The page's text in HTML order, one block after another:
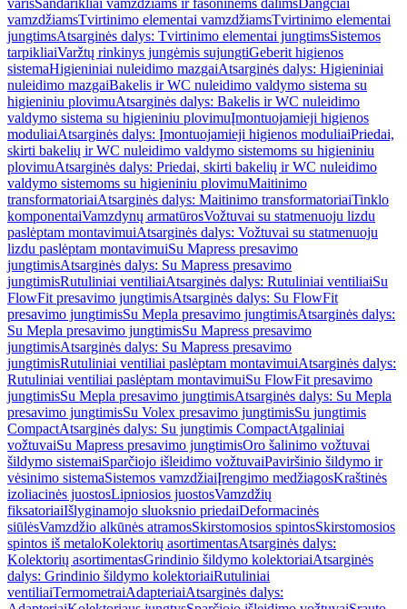
varisSandarikliai vamzdžiams ir fasoninėms dalimsDangčiai
vamzdžiamsTvirtinimo elementai vamzdžiamsTvirtinimo elementai
jungtimsAtsarginės dalys: Tvirtinimo elementai jungtimsSistemos
tarpikliaiVaržtų rinkinys jungėmis sujungtiGeberit higienos
sistemaHigieniniai nuleidimo mazgaiAtsarginės dalys: Higieniniai
nuleidimo mazgaiBakelis ir WC nuleidimo valdymo sistema su
higieniniu plovimuAtsarginės dalys: Bakelis ir WC nuleidimo
valdymo sistema su higieniniu plovimuĮmontuojamieji higienos
moduliaiAtsarginės dalys: Įmontuojamieji higienos moduliaiPriedai,
skirti bakelių ir WC nuleidimo valdymo sistemoms su higieniniu
plovimuAtsarginės dalys: Priedai, skirti bakelių ir WC nuleidimo
valdymo sistemoms su higieniniu plovimuMaitinimo
transformatoriaiAtsarginės dalys: Maitinimo transformatoriaiTinklo
komponentaiVamzdynų armatūrosVožtuvai su statmenuoju lizdu
paslėptam montavimuiAtsarginės dalys: Vožtuvai su statmenuoju
lizdu paslėptam montavimuiSu Mapress presavimo
jungtimisAtsarginės dalys: Su Mapress presavimo
jungtimisRutuliniai ventiliaiAtsarginės dalys: Rutuliniai ventiliaiSu
FlowFit presavimo jungtimisAtsarginės dalys: Su FlowFit
presavimo jungtimisSu Mepla presavimo jungtimisAtsarginės dalys:
Su Mepla presavimo jungtimisSu Mapress presavimo
jungtimisAtsarginės dalys: Su Mapress presavimo
jungtimisRutuliniai ventiliai paslėptam montavimuiAtsarginės dalys:
Rutuliniai ventiliai paslėptam montavimuiSu FlowFit presavimo
jungtimisSu Mepla presavimo jungtimisAtsarginės dalys: Su Mepla
presavimo jungtimisSu Volex presavimo jungtimisSu jungtimis
CompactAtsarginės dalys: Su jungtimis CompactAtgaliniai
vožtuvaiSu Mapress presavimo jungtimisOro šalinimo vožtuvai
šildymo sistemaiSparčiojo išleidimo vožtuvaiPaviršinio šildymo ir
vėsinimo sistemaSistemos vamzdžiaiĮrengimo medžiagosKraštinės
izoliacinės juostosLipniosios juostosVamzdžių
fiksatoriaiIšlyginamojo sluoksnio priedaiDeformacinės
siūlėsVamzdžio alkūnės atramosSkirstomosios spintosSkirstomosios
spintos iš metaloKolektorių asortimentasAtsarginės dalys:
Kolektorių asortimentasGrindinio šildymo kolektoriaiAtsarginės
dalys: Grindinio šildymo kolektoriaiRutuliniai
ventiliaiTermometraiAdapteriaiAtsarginės dalys: